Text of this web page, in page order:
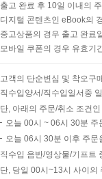
출고 완료 후 10일 이내의
디지털 콘텐츠인 eBook의
중고상품의 경우 출고 완료
모바일 쿠폰의 경우 유효기
고객의 단순변심 및 착오구
직수입양서/직수입일서중
단, 아래의 주문/취소 조건
오늘 00시 ~ 06시 30분
오늘 06시 30분 이후 주
직수입 음반/영상물/기프트
단, 당일 00시~13시 사이의